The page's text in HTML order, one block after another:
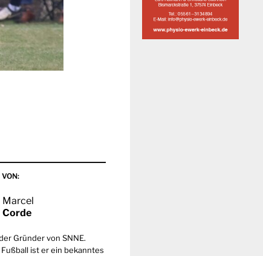
Marcel
Corde
Gründer von SNNE.
ist er ein bekanntes